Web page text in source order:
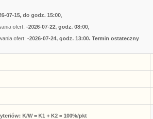
07-15, do godz. 15:00
ofert: -2026-07-22, godz. 08:00
ofert: -2026-07-24, godz. 13:00. Termin ostateczny
K/W = K1 + K2 = 100%/pkt